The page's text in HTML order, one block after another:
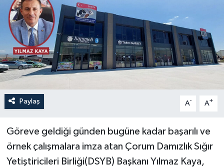
Paylaş A- A+
Göreve geldiği günden bugüne kadar başarılı ve
örnek çalışmalara imza atan Çorum Damızlık Sığır
Yetiştiricileri Birliği(DSYB) Başkanı Yılmaz Kaya,
İLÇELER
OTOPARK
TEKNOLOJİ